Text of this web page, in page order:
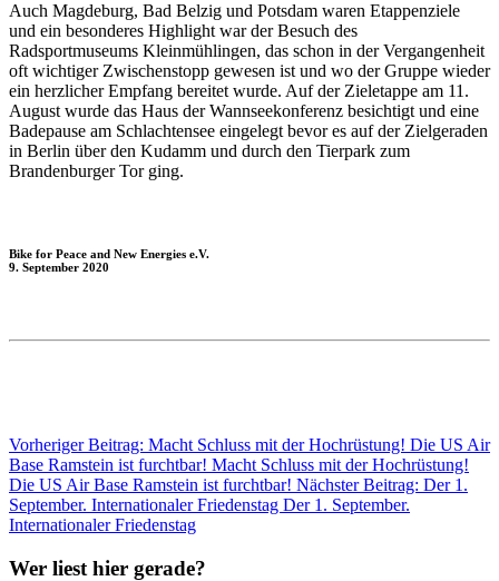
Auch Magdeburg, Bad Belzig und Potsdam waren Etappenziele
und ein besonderes Highlight war der Besuch des
Radsportmuseums Kleinmühlingen, das schon in der Vergangenheit
oft wichtiger Zwischenstopp gewesen ist und wo der Gruppe wieder
ein herzlicher Empfang bereitet wurde. Auf der Zieletappe am 11.
August wurde das Haus der Wannseekonferenz besichtigt und eine
Badepause am Schlachtensee eingelegt bevor es auf der Zielgeraden
in Berlin über den Kudamm und durch den Tierpark zum
Brandenburger Tor ging.
Bike for Peace and New Energies e.V.
9. September 2020
Vorheriger Beitrag: Macht Schluss mit der Hochrüstung! Die US Air
Base Ramstein ist furchtbar! Macht Schluss mit der Hochrüstung!
Die US Air Base Ramstein ist furchtbar! Nächster Beitrag: Der 1.
September. Internationaler Friedenstag Der 1. September.
Internationaler Friedenstag
Wer liest hier gerade?